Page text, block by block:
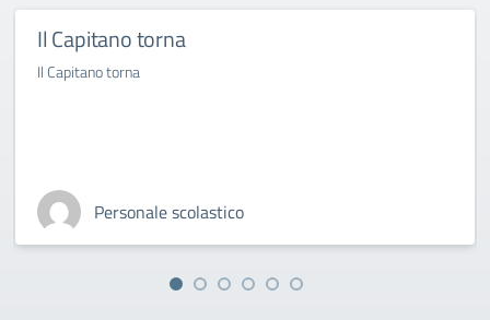
Il Capitano torna
Il Capitano torna
Personale scolastico